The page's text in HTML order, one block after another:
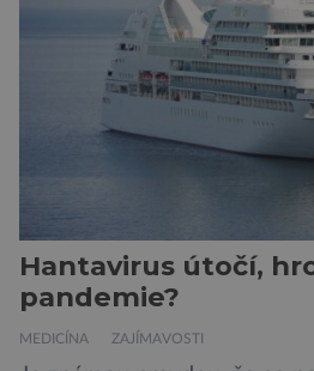
například cystické fibrózy,
Hantavirus útočí,
pandemie?
MEDICÍNA ZAJÍMAVOSTI